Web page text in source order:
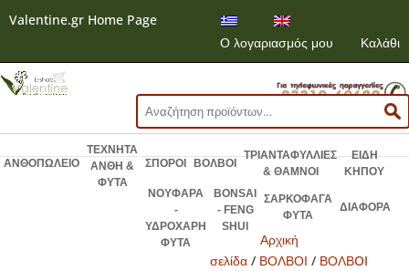
Valentine.gr Home Page
Ο λογαριασμός μου
Καλάθι
Αναζήτηση
για:
ΑΝΘΟΠΩΛΕΙΟ
ΤΕΧΝΗΤΑ
ΑΝΘΗ &
ΦΥΤΑ
ΣΠΟΡΟΙ ΒΟΛΒΟΙ
ΤΡΙΑΝΤΑΦΥΛΛΙΕΣ
& ΘΑΜΝΟΙ
ΕΙΔΗ
ΚΗΠΟΥ
ΝΟΥΦΑΡΑ
-
ΥΔΡΟΧΑΡΗ
ΦΥΤΑ
BONSAI
- FENG
SHUI
ΣΑΡΚΟΦΑΓΑ
ΦΥΤΑ
ΔΙΑΦΟΡΑ
Αρχική
σελίδα / ΒΟΛΒΟΙ / ΒΟΛΒOI